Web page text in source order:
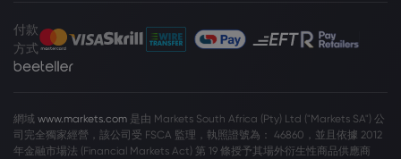
付款
方式
網域 www.markets.com 是由 Markets South Africa (Pty) Ltd ("Markets SA") 公
司完全獨家經營，該公司受 FSCA 監理，執照證號為： 46860，並且依據 2012
年金融市場法 (Financial Markets Act) 第 19 條授予其場外衍生性商品供應商